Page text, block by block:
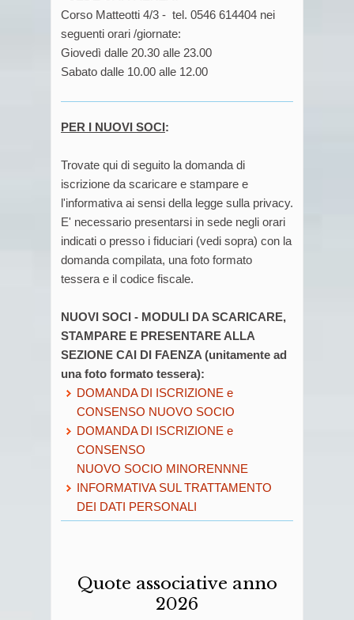
Corso Matteotti 4/3 - tel. 0546 614404 nei
seguenti orari /giornate:
Giovedì dalle 20.30 alle 23.00
Sabato dalle 10.00 alle 12.00
PER I NUOVI SOCI:
Trovate qui di seguito la domanda di
iscrizione da scaricare e stampare e
l'informativa ai sensi della legge sulla privacy.
E' necessario presentarsi in sede negli orari
indicati o presso i fiduciari (vedi sopra) con la
domanda compilata, una foto formato
tessera e il codice fiscale.
NUOVI SOCI - MODULI DA SCARICARE,
STAMPARE E PRESENTARE ALLA
SEZIONE CAI DI FAENZA (unitamente ad
una foto formato tessera):
DOMANDA DI ISCRIZIONE e
CONSENSO NUOVO SOCIO
DOMANDA DI ISCRIZIONE e
CONSENSO
NUOVO SOCIO MINORENNNE
INFORMATIVA SUL TRATTAMENTO
DEI DATI PERSONALI
Quote associative anno
2026